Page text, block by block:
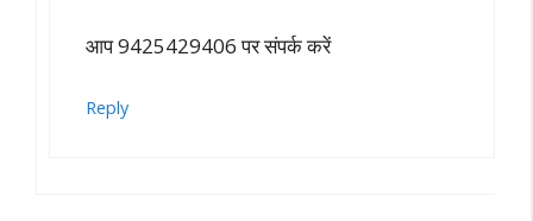
आप 9425429406 पर संपर्क करें
Reply